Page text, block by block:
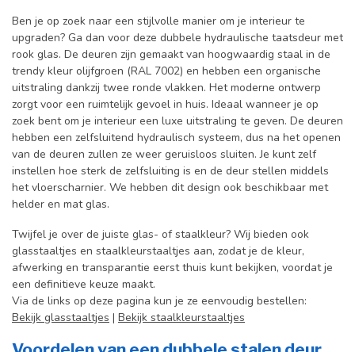
Ben je op zoek naar een stijlvolle manier om je interieur te
upgraden? Ga dan voor deze dubbele hydraulische taatsdeur met
rook glas. De deuren zijn gemaakt van hoogwaardig staal in de
trendy kleur olijfgroen (RAL 7002) en hebben een organische
uitstraling dankzij twee ronde vlakken. Het moderne ontwerp
zorgt voor een ruimtelijk gevoel in huis. Ideaal wanneer je op
zoek bent om je interieur een luxe uitstraling te geven. De deuren
hebben een zelfsluitend hydraulisch systeem, dus na het openen
van de deuren zullen ze weer geruisloos sluiten. Je kunt zelf
instellen hoe sterk de zelfsluiting is en de deur stellen middels
het vloerscharnier. We hebben dit design ook beschikbaar met
helder en mat glas.
Twijfel je over de juiste glas- of staalkleur? Wij bieden ook
glasstaaltjes en staalkleurstaaltjes aan, zodat je de kleur,
afwerking en transparantie eerst thuis kunt bekijken, voordat je
een definitieve keuze maakt.
Via de links op deze pagina kun je ze eenvoudig bestellen:
Bekijk glasstaaltjes | Bekijk staalkleurstaaltjes